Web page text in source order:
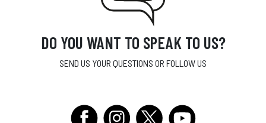
DO YOU WANT TO SPEAK TO US?
SEND US YOUR QUESTIONS OR FOLLOW US